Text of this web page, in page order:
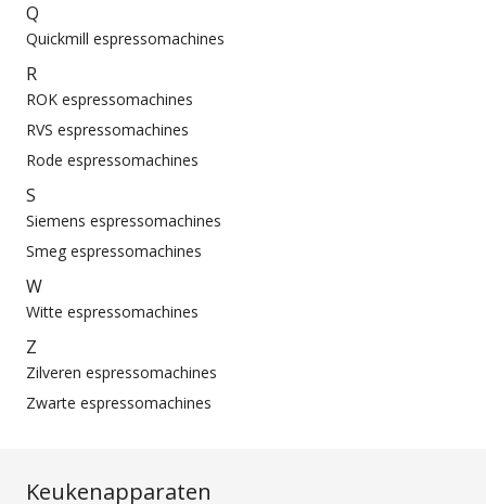
Q
Quickmill espressomachines
R
ROK espressomachines
RVS espressomachines
Rode espressomachines
S
Siemens espressomachines
Smeg espressomachines
W
Witte espressomachines
Z
Zilveren espressomachines
Zwarte espressomachines
Keukenapparaten